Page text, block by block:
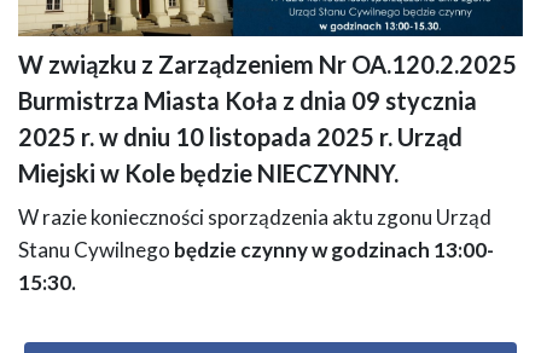
Infografika, w dniu 10 listopada 2025 r. Urząd Miejski w Kole będzie
nieczynny. Z lewej strony widać zdjęcie budynku Ratusza w Kole, z prawej
tekst informacyjny.
W związku z Zarządzeniem Nr OA.120.2.2025
Burmistrza Miasta Koła z dnia 09 stycznia
2025 r. w dniu 10 listopada 2025 r. Urząd
Miejski w Kole będzie NIECZYNNY.
W razie konieczności sporządzenia aktu zgonu Urząd
Stanu Cywilnego będzie czynny w godzinach 13:00-
15:30.